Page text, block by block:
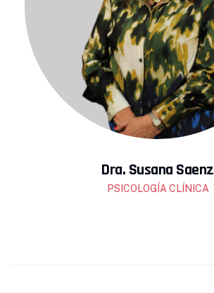
Dra. Susana Saenz
PSICOLOGÍA CLÍNICA